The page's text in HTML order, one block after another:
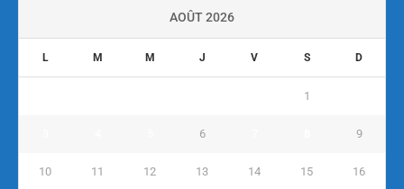
AOÛT 2026
L M M J V S D
1
6 9
10 11 12 13 14 15 16